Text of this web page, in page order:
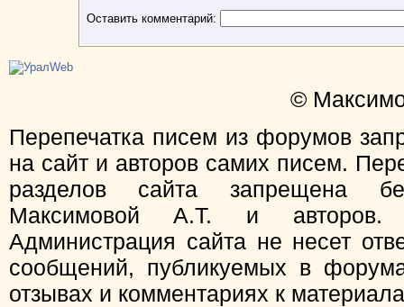
Оставить комментарий:
©
Перепечатка писем из форумов
на сайт и авторов самих писем.
разделов сайта запрещена
Максимовой А.Т. и
Администрация сайта не несет
сообщений, публикуемых в
отзывах и комментариях к